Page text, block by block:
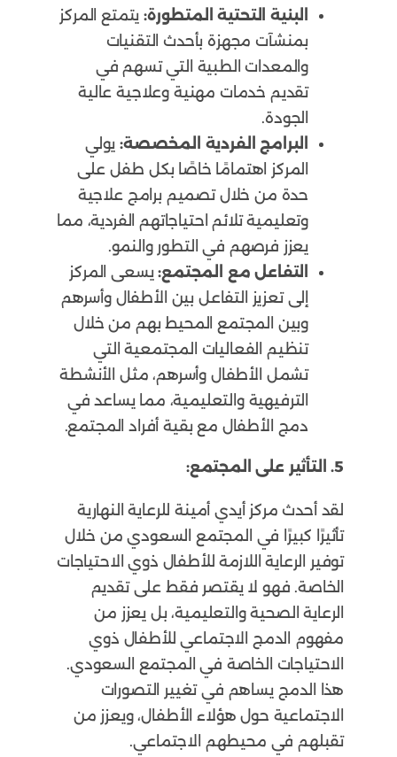
البنية التحتية المتطورة:يتمتع المركز
بمنشآت مجهزة بأحدث التقنيات
والمعدات الطبية التي تسهم في
تقديم خدمات مهنية وعلاجية عالية
الجودة.
البرامج الفردية المخصصة:يولي
المركز اهتمامًا خاصًا بكل طفل على
حدة من خلال تصميم برامج علاجية
وتعليمية تلائم احتياجاتهم الفردية، مما
يعزز فرصهم في التطور والنمو.
التفاعل مع المجتمع:يسعى المركز
إلى تعزيز التفاعل بين الأطفال وأسرهم
وبين المجتمع المحيط بهم من خلال
تنظيم الفعاليات المجتمعية التي
تشمل الأطفال وأسرهم، مثل الأنشطة
الترفيهية والتعليمية، مما يساعد في
دمج الأطفال مع بقية أفراد المجتمع.
5. التأثير على المجتمع:
لقد أحدث مركز أيدي أمينة للرعاية النهارية
تأثيرًا كبيرًا في المجتمع السعودي من خلال
توفير الرعاية اللازمة للأطفال ذوي الاحتياجات
الخاصة. فهو لا يقتصر فقط على تقديم
الرعاية الصحية والتعليمية، بل يعزز من
مفهوم الدمج الاجتماعي للأطفال ذوي
الاحتياجات الخاصة في المجتمع السعودي.
هذا الدمج يساهم في تغيير التصورات
الاجتماعية حول هؤلاء الأطفال، ويعزز من
تقبلهم في محيطهم الاجتماعي.